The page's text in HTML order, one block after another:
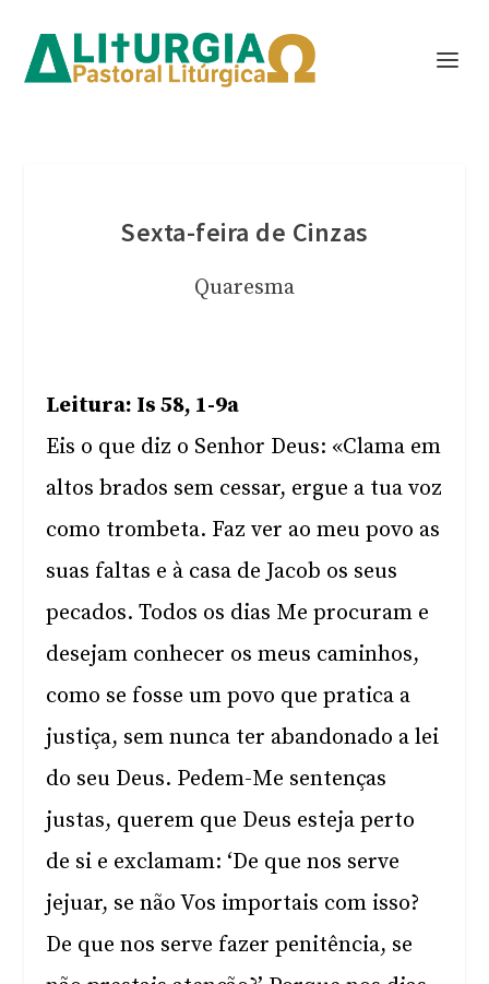
Sexta-feira de Cinzas
Quaresma
Leitura: Is 58, 1-9a
Eis o que diz o Senhor Deus: «Clama em
altos brados sem cessar, ergue a tua voz
como trombeta. Faz ver ao meu povo as
suas faltas e à casa de Jacob os seus
pecados. Todos os dias Me procuram e
desejam conhecer os meus caminhos,
como se fosse um povo que pratica a
justiça, sem nunca ter abandonado a lei
do seu Deus. Pedem-Me sentenças
justas, querem que Deus esteja perto
de si e exclamam: ‘De que nos serve
jejuar, se não Vos importais com isso?
De que nos serve fazer penitência, se